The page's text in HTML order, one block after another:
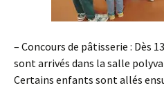
– Concours de pâtisserie : Dès
sont arrivés dans la salle
Certains enfants sont allés